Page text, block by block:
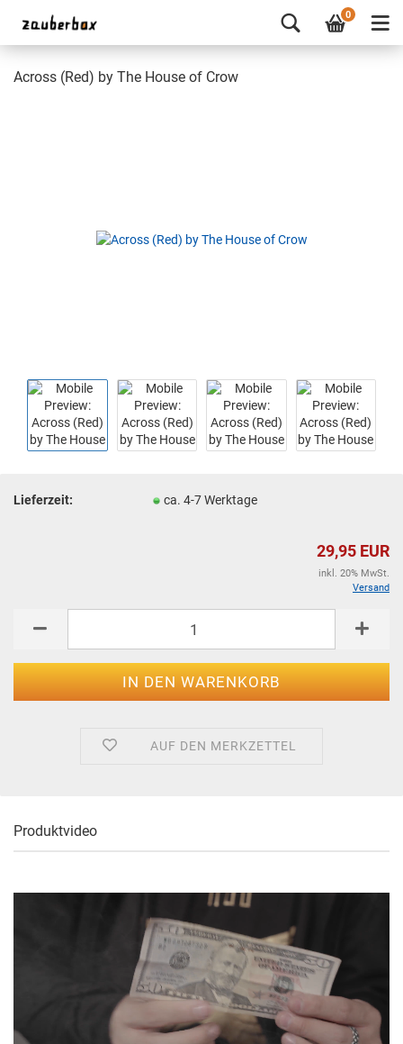
0
Across (Red) by The House of Crow
Lieferzeit: ca. 4-7 Werktage
29,95 EUR
inkl. 20% MwSt.
Versand
AUF DEN MERKZETTEL
Produktvideo